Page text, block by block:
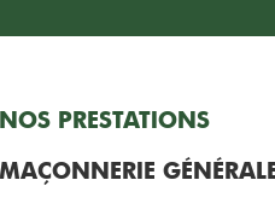
NOS PRESTATIONS
MAÇONNERIE